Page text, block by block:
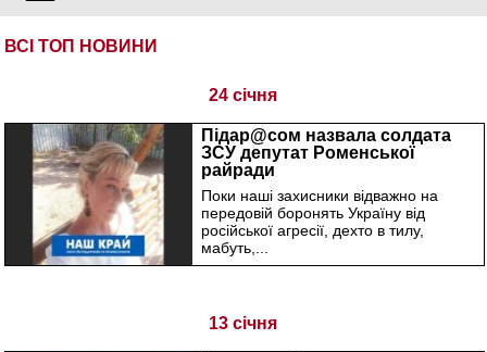
ВСІ ТОП НОВИНИ
24 січня
Підар@сом назвала солдата
ЗСУ депутат Роменської
райради
Поки наші захисники відважно на
передовій боронять Україну від
російської агресії, дехто в тилу,
мабуть,...
13 січня